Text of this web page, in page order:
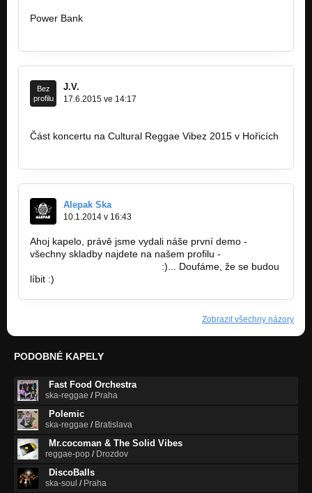
Power Bank
Bez
profilu
J.V.
17.6.2015 ve 14:17
Část koncertu na Cultural Reggae Vibez 2015 v Hořicích
Alepak Ska
10.1.2014 v 16:43
Ahoj kapelo, právě jsme vydali náše první demo -
všechny skladby najdete na našem profilu -
:)... Doufáme, že se budou
líbit :)
Zobrazit všechny názory
PODOBNÉ KAPELY
Fast Food Orchestra
ska-reggae / Praha
Polemic
ska-reggae / Bratislava
Mr.cocoman & The Solid Vibes
reggae-pop / Drozdov
DiscoBalls
ska-soul / Praha